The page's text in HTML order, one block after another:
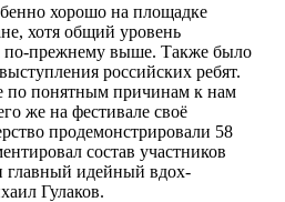
хорошо на площадке
хотя общий уровень
по-прежнему выше. Также было
российских ребят.
по понятным причинам к нам
же на фестивале своё
продемонстрировали 58
состав участников
главный идейный вдох­
Гулаков.